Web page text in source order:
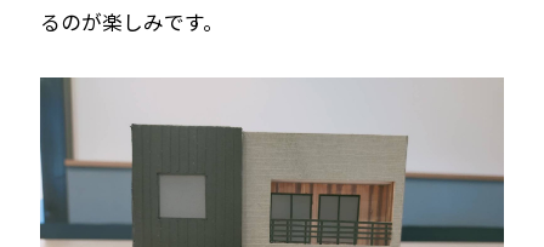
るのが楽しみです。